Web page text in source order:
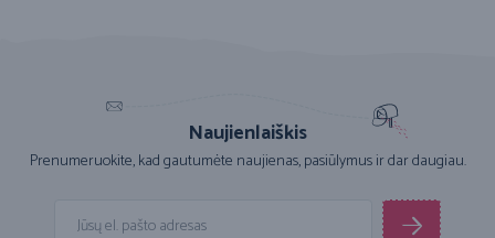
Naujienlaiškis
Prenumeruokite, kad gautumėte naujienas, pasiūlymus ir dar daugiau.